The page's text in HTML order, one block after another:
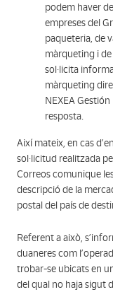
podem haver
empreses del
paqueteria, de
màrqueting i
sol·licita
màrqueting
NEXEA
resposta.
Així mateix, en cas
sol·licitud realitzada
Correos comunique
descripció de la
postal del país de
Referent a això,
duaneres com
trobar-se ubicats en
del qual no haja sigut